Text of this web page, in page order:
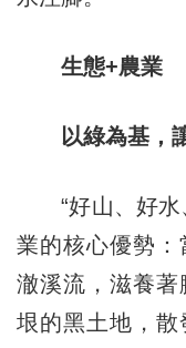
生態+農業
以綠為基，讓
“好山、好水
業的核心優勢
澈溪流，滋養著
垠的黑土地，